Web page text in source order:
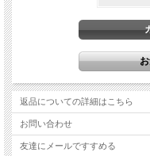
※用途や好みによって個人差があ
ー（充電器）は別売りにしていま
ライトを作動させるには必須の
返品についての詳細はこちら
お問い合わせ
友達にメールですすめる